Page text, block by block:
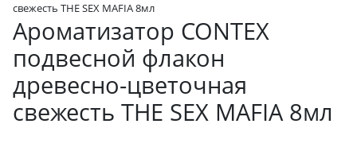
свежесть THE SEX MAFIA 8мл
Ароматизатор CONTEX
подвесной флакон
древесно-цветочная
свежесть THE SEX MAFIA 8мл